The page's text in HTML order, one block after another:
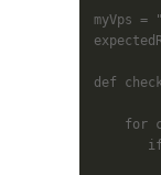
myVps =
def
for